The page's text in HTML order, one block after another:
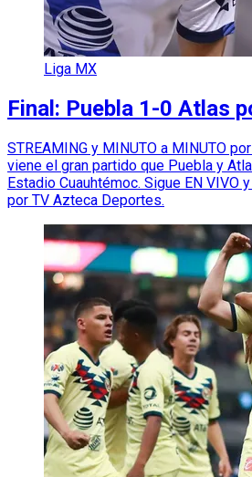
Liga MX
Final: Puebla 1-0 Atlas
STREAMING y MINUTO a MINUTO
viene el gran partido que Puebla y
Estadio Cuauhtémoc. Sigue EN VIVO
por TV Azteca Deportes.